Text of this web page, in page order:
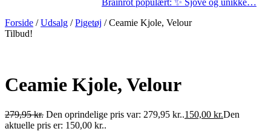
Forside /Udsalg /Pigetøj / Ceamie Kjole, Velour
Tilbud!
Ceamie Kjole, Velour
279,95kr. Den oprindelige pris var: 279,95 kr..150,00 kr.Den
aktuelle pris er: 150,00 kr..